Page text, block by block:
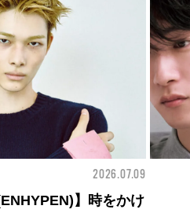
2026.07.09
ッテの出会い。夏の
ドが印象的